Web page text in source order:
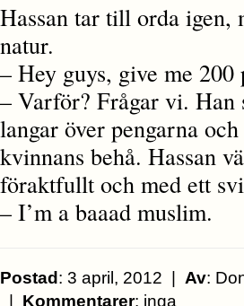
Hassan tar till orda igen,
natur.
– Hey guys, give me 200
– Varför? Frågar vi. Han
langar över pengarna
kvinnans behå. Hassan
föraktfullt och med ett
– I’m a baaad muslim.
Postad : 3 april, 2012 | Av:
Kommentarer: inga